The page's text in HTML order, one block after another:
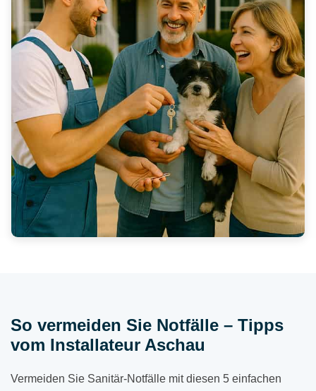
So vermeiden Sie Notfälle – Tipps
vom Installateur Aschau
Vermeiden Sie Sanitär-Notfälle mit diesen 5 einfachen